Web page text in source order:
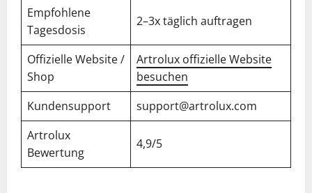
Empfohlene
Tagesdosis
2–3x täglich auftragen
Offizielle Website /
Shop
Artrolux offizielle Website
besuchen
Kundensupport
support@artrolux.com
Artrolux
Bewertung
4,9/5